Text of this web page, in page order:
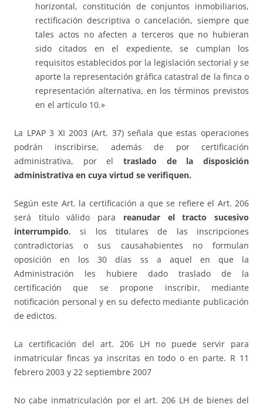
horizontal, constitución de conjuntos inmobiliarios,
rectificación descriptiva o cancelación, siempre que
tales actos no afecten a terceros que no hubieran
sido citados en el expediente, se cumplan los
requisitos establecidos por la legislación sectorial y se
aporte la representación gráfica catastral de la finca o
representación alternativa, en los términos previstos
en el artículo 10.»
La LPAP 3 XI 2003 (Art. 37) señala que estas operaciones
podrán inscribirse, además de por certificación
administrativa, por el traslado de la disposición
administrativa en cuya virtud se verifiquen.
Según este Art. la certificación a que se refiere el Art. 206
será título válido para reanudar el tracto sucesivo
interrumpido, si los titulares de las inscripciones
contradictorias o sus causahabientes no formulan
oposición en los 30 días ss a aquel en que la
Administración les hubiere dado traslado de la
certificación que se propone inscribir, mediante
notificación personal y en su defecto mediante publicación
de edictos.
La certificación del art. 206 LH no puede servir para
inmatricular fincas ya inscritas en todo o en parte. R 11
febrero 2003 y 22 septiembre 2007
No cabe inmatriculación por el art. 206 LH de bienes del